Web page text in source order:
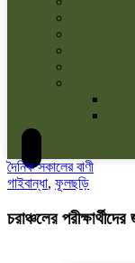
দৈনিক সকালের বাণী
গাইবান্ধা, ফূলছড়ি
চরাঞ্চলের